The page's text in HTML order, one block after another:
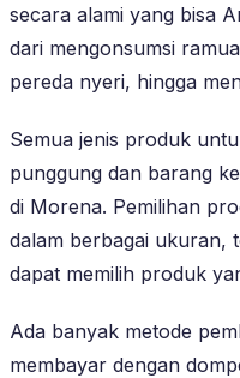
secara alami yang bisa
dari mengonsumsi
pereda nyeri, hingga
Semua jenis produk
punggung dan barang
di Morena. Pemilihan
dalam berbagai ukuran,
dapat memilih produk
Ada banyak metode
membayar dengan